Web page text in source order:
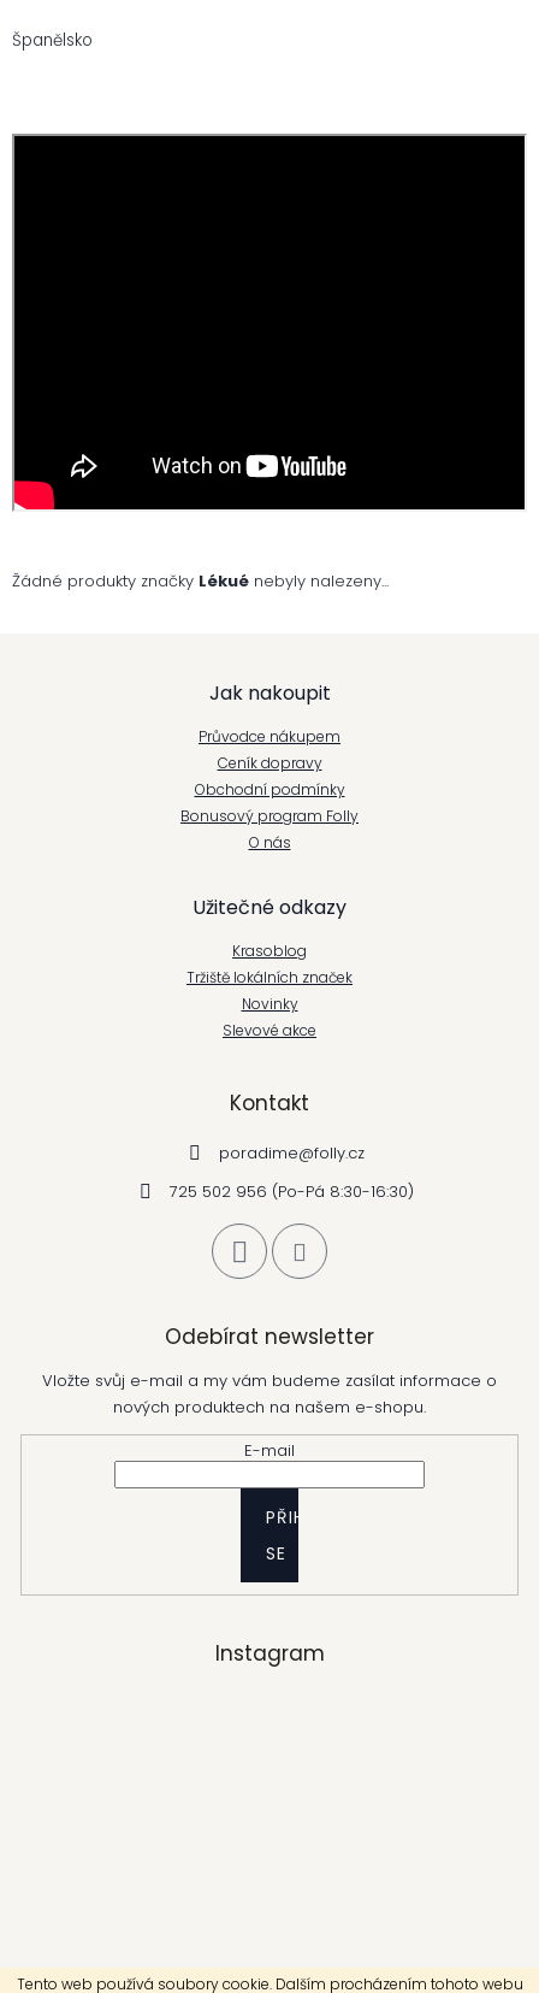
Tento web používá soubory cookie. Dalším procházením tohoto webu
Španělsko
Žádné produkty značky Lékué nebyly nalezeny...
Jak nakoupit
Průvodce nákupem
Ceník dopravy
Obchodní podmínky
Bonusový program Folly
O nás
Užitečné odkazy
Krasoblog
Tržiště lokálních značek
Novinky
Slevové akce
Kontakt
poradime@folly.cz
725 502 956 (Po-Pá 8:30-16:30)
Odebírat newsletter
Vložte svůj e-mail a my vám budeme zasílat informace o
nových produktech na našem e-shopu.
E-mail
PŘIHLÁSIT
SE
Instagram